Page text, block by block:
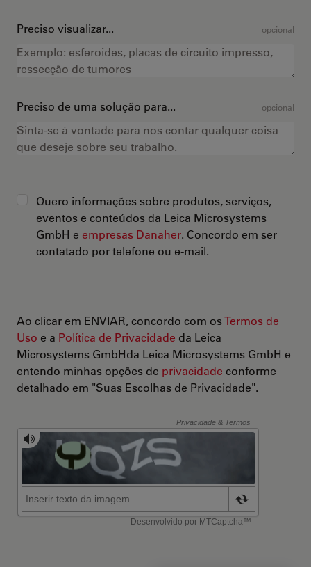
Preciso visualizar... opcional
Preciso de uma solução para... opcional
Quero informações sobre produtos, serviços,
eventos e conteúdos da Leica Microsystems
GmbH e empresas Danaher. Concordo em ser
contatado por telefone ou e-mail.
Ao clicar em ENVIAR, concordo com osTermos de
Uso e a Política de Privacidade da Leica
Microsystems GmbHda Leica Microsystems GmbH e
entendo minhas opções de privacidade conforme
detalhado em "Suas Escolhas de Privacidade".